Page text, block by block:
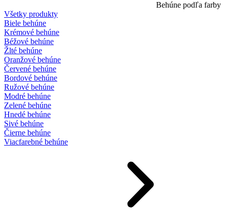
Behúne podľa farby
Všetky produkty
Biele behúne
Krémové behúne
Béžové behúne
Žlté behúne
Oranžové behúne
Červené behúne
Bordové behúne
Ružové behúne
Modré behúne
Zelené behúne
Hnedé behúne
Sivé behúne
Čierne behúne
Viacfarebné behúne